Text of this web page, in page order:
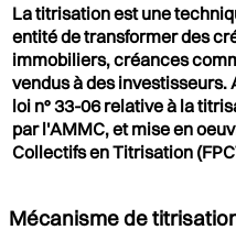
La titrisation est une
entité de transformer des
immobiliers, créances
vendus à des investisseurs.
loi n° 33-06 relative à la
par l'AMMC, et mise en
Collectifs en Titrisation
Mécanisme de